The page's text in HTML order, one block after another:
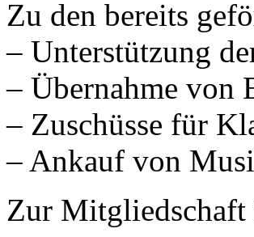
Zu den bereits
– Unterstützung
– Übernahme von
– Zuschüsse für
– Ankauf von
Zur